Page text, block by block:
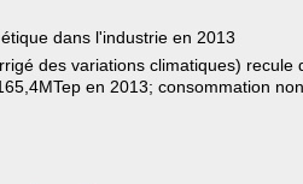
dans l'industrie en 2013
des variations climatiques) recule
en 2013; consommation non